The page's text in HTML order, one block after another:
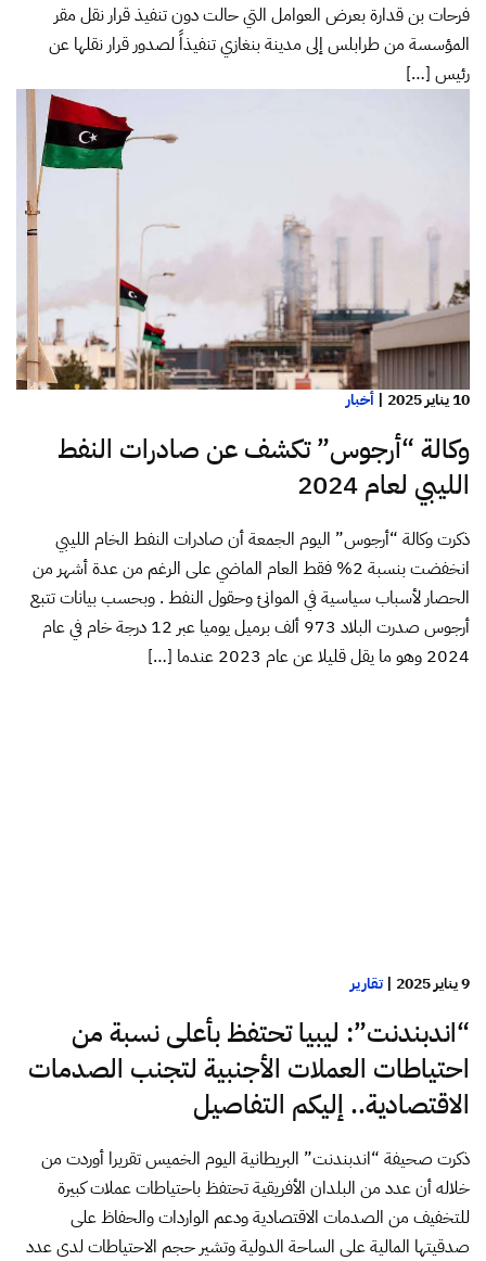
فرحات بن قدارة بعرض العوامل التي حالت دون تنفيذ قرار نقل مقر
المؤسسة من طرابلس إلى مدينة بنغازي تنفيذاً لصدور قرار نقلها عن
رئيس […]
10 يناير 2025 | أخبار
وكالة “أرجوس” تكشف عن صادرات النفط
الليبي لعام 2024
ذكرت وكالة “أرجوس” اليوم الجمعة أن صادرات النفط الخام الليبي
انخفضت بنسبة 2% فقط العام الماضي على الرغم من عدة أشهر من
الحصار لأسباب سياسية في الموانئ وحقول النفط . وبحسب بيانات تتبع
أرجوس صدرت البلاد 973 ألف برميل يوميا عبر 12 درجة خام في عام
2024 وهو ما يقل قليلا عن عام 2023 عندما […]
9 يناير 2025 |تقارير
“اندبندنت”: ليبيا تحتفظ بأعلى نسبة من
احتياطات العملات الأجنبية لتجنب الصدمات
الاقتصادية.. إليكم التفاصيل
ذكرت صحيفة “اندبندنت” البريطانية اليوم الخميس تقريرا أوردت من
خلاله أن عدد من البلدان الأفريقية تحتفظ باحتياطات عملات كبيرة
للتخفيف من الصدمات الاقتصادية ودعم الواردات والحفاظ على
صدقيتها المالية على الساحة الدولية وتشير حجم الاحتياطات لدى عدد